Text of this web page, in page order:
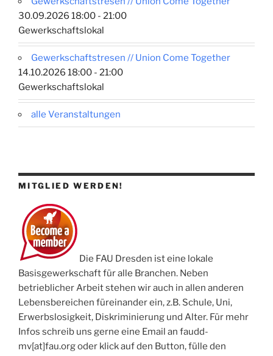
30.09.2026 18:00 - 21:00
Gewerkschaftslokal
Gewerkschaftstresen // Union Come Together
14.10.2026 18:00 - 21:00
Gewerkschaftslokal
alle Veranstaltungen
MITGLIED WERDEN!
Die FAU Dresden ist eine lokale
Basisgewerkschaft für alle Branchen. Neben
betrieblicher Arbeit stehen wir auch in allen anderen
Lebensbereichen füreinander ein, z.B. Schule, Uni,
Erwerbslosigkeit, Diskriminierung und Alter. Für mehr
Infos schreib uns gerne eine Email an faudd-
mv[at]fau.org oder klick auf den Button, fülle den